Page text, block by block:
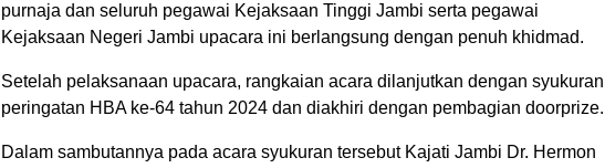
purnaja dan seluruh pegawai Kejaksaan Tinggi Jambi serta pegawai
Kejaksaan Negeri Jambi upacara ini berlangsung dengan penuh khidmad.
Setelah pelaksanaan upacara, rangkaian acara dilanjutkan dengan syukuran
peringatan HBA ke-64 tahun 2024 dan diakhiri dengan pembagian doorprize.
Dalam sambutannya pada acara syukuran tersebut Kajati Jambi Dr. Hermon